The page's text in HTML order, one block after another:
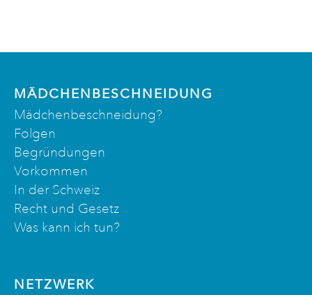
MÄDCHENBESCHNEIDUNG
Mädchenbeschneidung?
Folgen
Begründungen
Vorkommen
In der Schweiz
Recht und Gesetz
Was kann ich tun?
NETZWERK